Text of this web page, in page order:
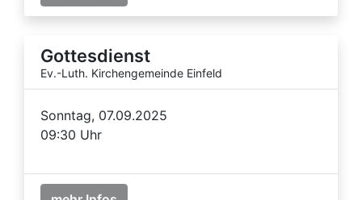
Gottesdienst
Ev.-Luth. Kirchengemeinde Einfeld
Sonntag, 07.09.2025
09:30 Uhr